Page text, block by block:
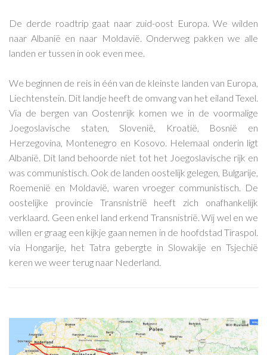
De derde roadtrip gaat naar zuid-oost Europa. We wilden
naar Albanië en naar Moldavië. Onderweg pakken we alle
landen er tussen in ook even mee.
We beginnen de reis in één van de kleinste landen van Europa,
Liechtenstein. Dit landje heeft de omvang van het eiland Texel.
Via de bergen van Oostenrijk komen we in de voormalige
Joegoslavische staten, Slovenië, Kroatië, Bosnië en
Herzegovina, Montenegro en Kosovo. Helemaal onderin ligt
Albanië. Dit land behoorde niet tot het Joegoslavische rijk en
was communistisch. Ook de landen oostelijk gelegen, Bulgarije,
Roemenië en Moldavië, waren vroeger communistisch. De
oostelijke provincie Transnistrië heeft zich onafhankelijk
verklaard. Geen enkel land erkend Transnistrië. Wij wel en we
willen er graag een kijkje gaan nemen in de hoofdstad Tiraspol.
via Hongarije, het Tatra gebergte in Slowakije en Tsjechië
keren we weer terug naar Nederland.